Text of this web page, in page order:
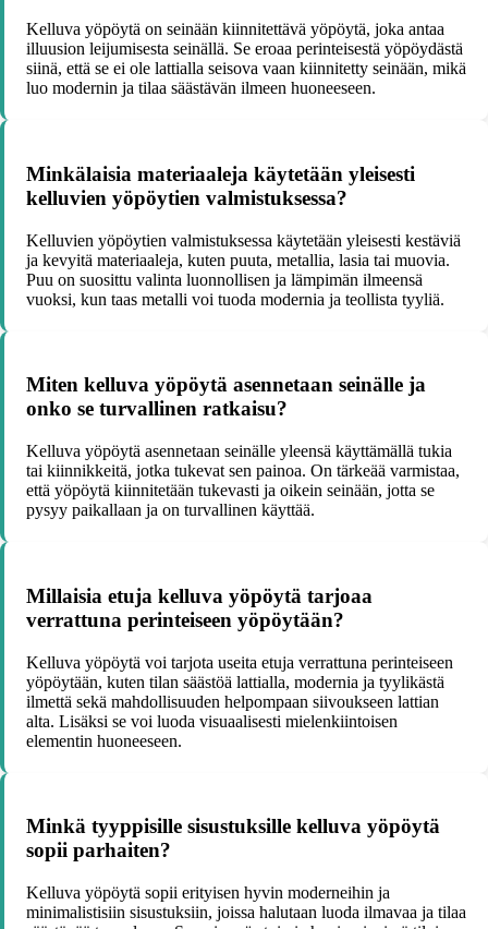
Kelluva yöpöytä on seinään kiinnitettävä yöpöytä, joka antaa
illuusion leijumisesta seinällä. Se eroaa perinteisestä yöpöydästä
siinä, että se ei ole lattialla seisova vaan kiinnitetty seinään, mikä
luo modernin ja tilaa säästävän ilmeen huoneeseen.
Minkälaisia materiaaleja käytetään yleisesti
kelluvien yöpöytien valmistuksessa?
Kelluvien yöpöytien valmistuksessa käytetään yleisesti kestäviä
ja kevyitä materiaaleja, kuten puuta, metallia, lasia tai muovia.
Puu on suosittu valinta luonnollisen ja lämpimän ilmeensä
vuoksi, kun taas metalli voi tuoda modernia ja teollista tyyliä.
Miten kelluva yöpöytä asennetaan seinälle ja
onko se turvallinen ratkaisu?
Kelluva yöpöytä asennetaan seinälle yleensä käyttämällä tukia
tai kiinnikkeitä, jotka tukevat sen painoa. On tärkeää varmistaa,
että yöpöytä kiinnitetään tukevasti ja oikein seinään, jotta se
pysyy paikallaan ja on turvallinen käyttää.
Millaisia etuja kelluva yöpöytä tarjoaa
verrattuna perinteiseen yöpöytään?
Kelluva yöpöytä voi tarjota useita etuja verrattuna perinteiseen
yöpöytään, kuten tilan säästöä lattialla, modernia ja tyylikästä
ilmettä sekä mahdollisuuden helpompaan siivoukseen lattian
alta. Lisäksi se voi luoda visuaalisesti mielenkiintoisen
elementin huoneeseen.
Minkä tyyppisille sisustuksille kelluva yöpöytä
sopii parhaiten?
Kelluva yöpöytä sopii erityisen hyvin moderneihin ja
minimalistisiin sisustuksiin, joissa halutaan luoda ilmavaa ja tilaa